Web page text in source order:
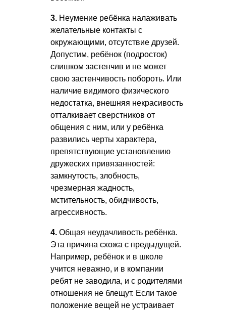
3. Неумение ребёнка налаживать
желательные контакты с
окружающими, отсутствие друзей.
Допустим, ребёнок (подросток)
слишком застенчив и не может
свою застенчивость побороть. Или
наличие видимого физического
недостатка, внешняя некрасивость
отталкивает сверстников от
общения с ним, или у ребёнка
развились черты характера,
препятствующие установлению
дружеских привязанностей:
замкнутость, злобность,
чрезмерная жадность,
мстительность, обидчивость,
агрессивность.
4. Общая неудачливость ребёнка.
Эта причина схожа с предыдущей.
Например, ребёнок и в школе
учится неважно, и в компании
ребят не заводила, и с родителями
отношения не блещут. Если такое
положение вещей не устраивает